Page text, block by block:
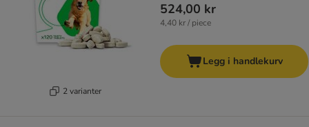
2 varianter
524,00 kr
4,40 kr / piece
Legg i handlekurv